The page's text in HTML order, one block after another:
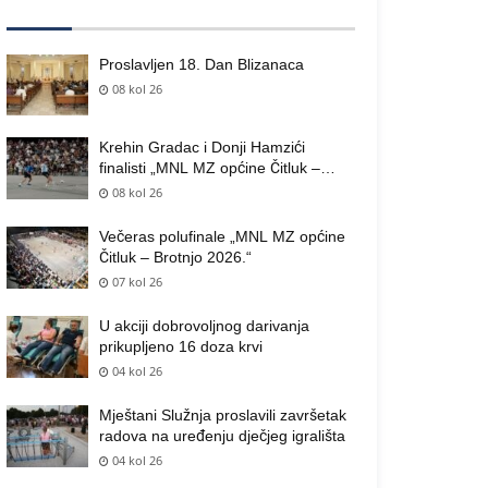
Proslavljen 18. Dan Blizanaca
08 kol 26
Krehin Gradac i Donji Hamzići
finalisti „MNL MZ općine Čitluk –
Brotnjo 2026.“
08 kol 26
Večeras polufinale „MNL MZ općine
Čitluk – Brotnjo 2026.“
07 kol 26
U akciji dobrovoljnog darivanja
prikupljeno 16 doza krvi
04 kol 26
Mještani Služnja proslavili završetak
radova na uređenju dječjeg igrališta
04 kol 26